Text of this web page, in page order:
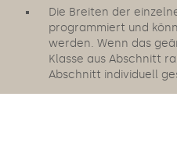
Die Breiten der
programmiert und
werden. Wenn das
Klasse aus Abschnitt
Abschnitt individuell